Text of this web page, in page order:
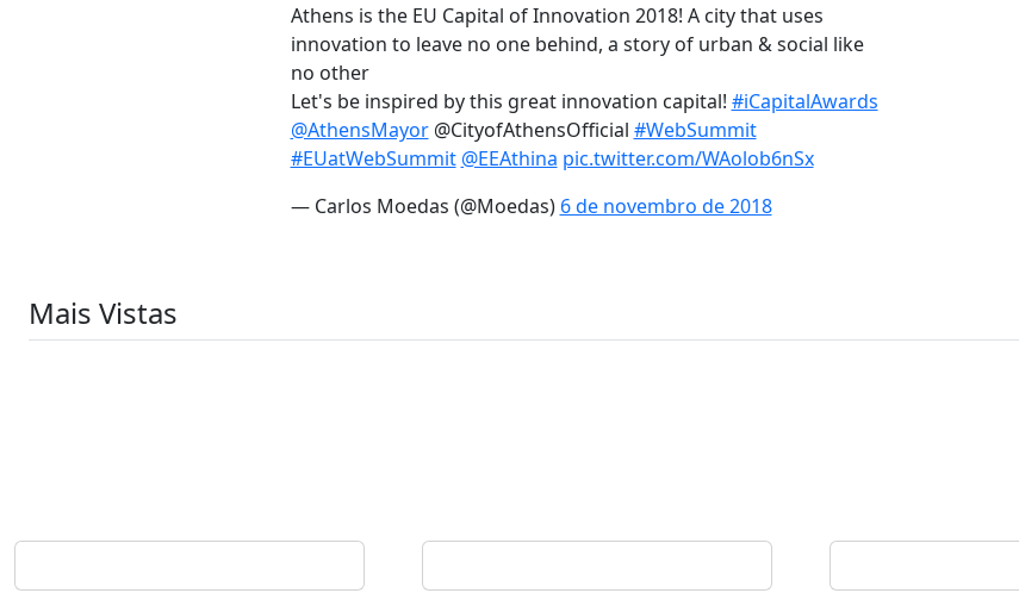
Athens is the EU Capital of Innovation 2018! A city that uses
innovation to leave no one behind, a story of urban & social like
no other
Let's be inspired by this great innovation capital! #iCapitalAwards
@AthensMayor@CityofAthensOfficial #WebSummit
#EUatWebSummit @EEAthina pic.twitter.com/WAolob6nSx
— Carlos Moedas (@Moedas) 6 de novembro de 2018
Mais Vistas